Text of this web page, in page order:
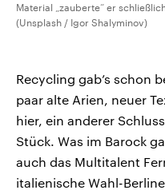
Material „zauberte“ er
(Unsplash / Igor Shalyminov)
Recycling gab’s schon
paar alte Arien, neuer
hier, ein anderer
Stück. Was im Barock
auch das Multitalent
italienische Wahl-